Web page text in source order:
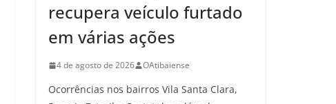
recupera veículo furtado
em várias ações
4 de agosto de 2026 OAtibaiense
Ocorrências nos bairros Vila Santa Clara,